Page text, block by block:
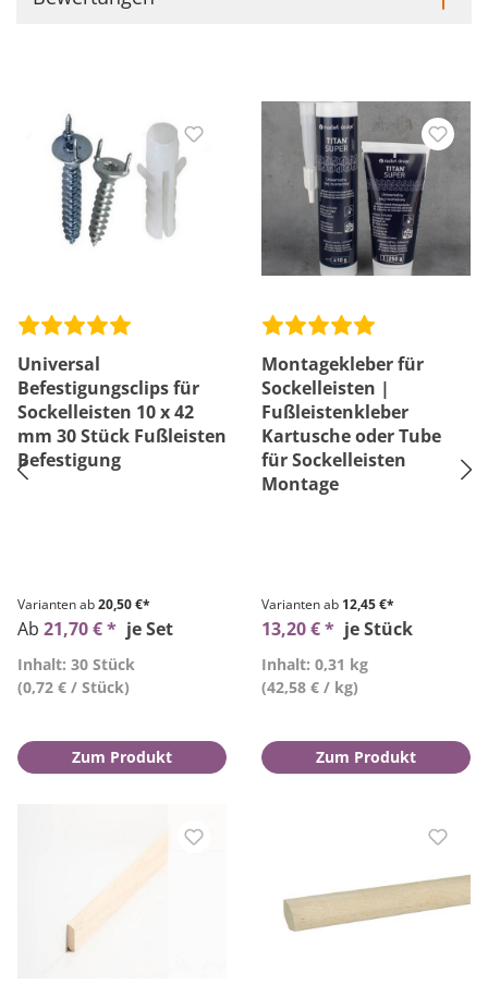
Universal
Befestigungsclips für
Sockelleisten 10 x 42
mm 30 Stück Fußleisten
Befestigung
Varianten ab20,50 €*
Ab 21,70 € * je Set
Inhalt: 30 Stück
(0,72 € / Stück)
Zum Produkt
Montagekleber für
Sockelleisten |
Fußleistenkleber
Kartusche oder Tube
für Sockelleisten
Montage
Varianten ab 12,45 €*
13,20 € * je Stück
Inhalt: 0,31 kg
(42,58 € / kg)
Zum Produkt